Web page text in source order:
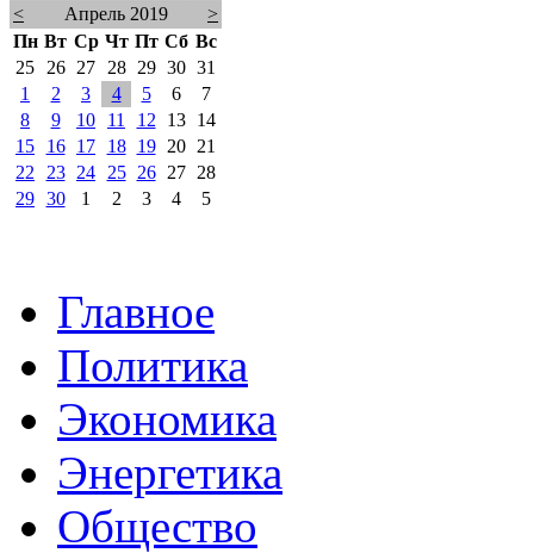
< Апрель 2019
>
Пн Вт Ср Чт Пт Сб Вс
25
26 27 28 29 30 31
1
2 3 4 5 6
7
8
9 10 11 12 13
14
15
16 17 18 19 20
21
22
23 24 25 26 27
28
29 30 1 2 3 4 5
Главное
Политика
Экономика
Энергетика
Общество